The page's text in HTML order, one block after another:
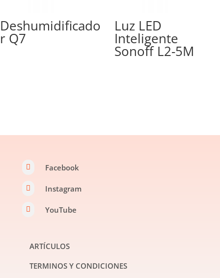
Deshumidificado
r Q7
Luz LED
Inteligente
Sonoff L2-5M
 Facebook
 Instagram
 YouTube
ARTÍCULOS
TERMINOS Y CONDICIONES